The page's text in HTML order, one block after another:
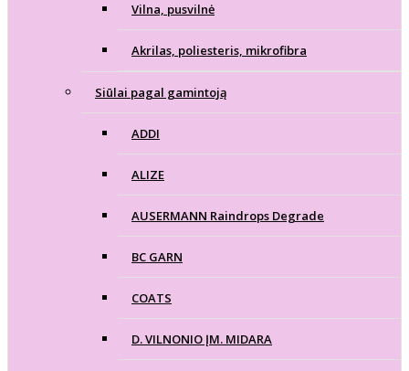
Vilna, pusvilnė
Akrilas, poliesteris, mikrofibra
Siūlai pagal gamintoją
ADDI
ALIZE
AUSERMANN Raindrops Degrade
BC GARN
COATS
D. VILNONIO ĮM. MIDARA